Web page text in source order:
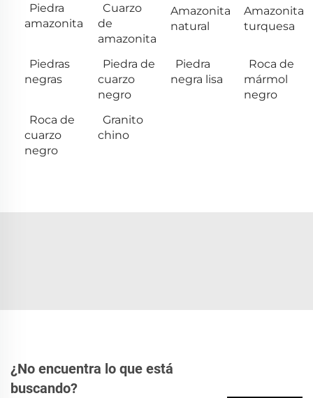
Piedra
amazonita
Cuarzo
de
amazonita
Amazonita
natural
Amazonita
turquesa
Piedras
negras
Piedra de
cuarzo
negro
Piedra
negra lisa
Roca de
mármol
negro
Roca de
cuarzo
negro
Granito
chino
¿No encuentra lo que está
buscando?